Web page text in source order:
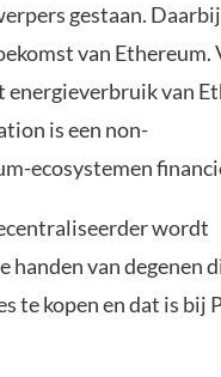
gestaan.
van Ethereum.
energieverbruik van
is een non-
ecosystemen
wordt
van degenen
te kopen en dat is bij